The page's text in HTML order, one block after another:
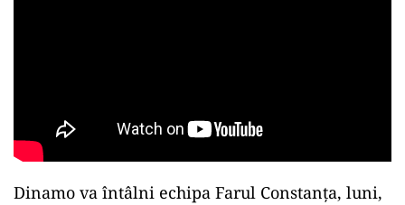
Dinamo va întâlni echipa Farul Constanţa, luni,